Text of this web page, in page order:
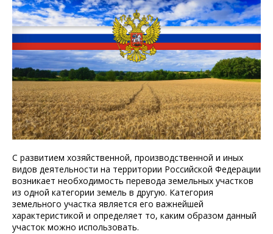
С развитием хозяйственной, производственной и иных
видов деятельности на территории Российской Федерации
возникает необходимость перевода земельных участков
из одной категории земель в другую. Категория
земельного участка является его важнейшей
характеристикой и определяет то, каким образом данный
участок можно использовать.